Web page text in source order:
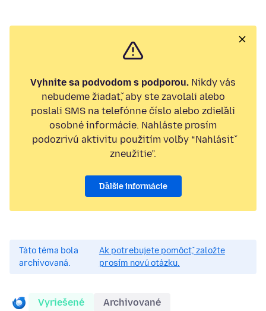
Vyhnite sa podvodom s podporou. Nikdy vás
nebudeme žiadať, aby ste zavolali alebo
poslali SMS na telefónne číslo alebo zdieľali
osobné informácie. Nahláste prosím
podozrivú aktivitu použitím voľby “Nahlásiť
zneužitie”.
Ďalšie informácie
Táto téma bola
archivovaná.
Ak potrebujete pomôcť, založte
prosím novú otázku.
Vyriešené Archivované